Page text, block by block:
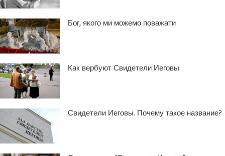
Бог, якого ми можемо поважати
Как вербуют Свидетели Иеговы
Свидетели Иеговы. Почему такое название?